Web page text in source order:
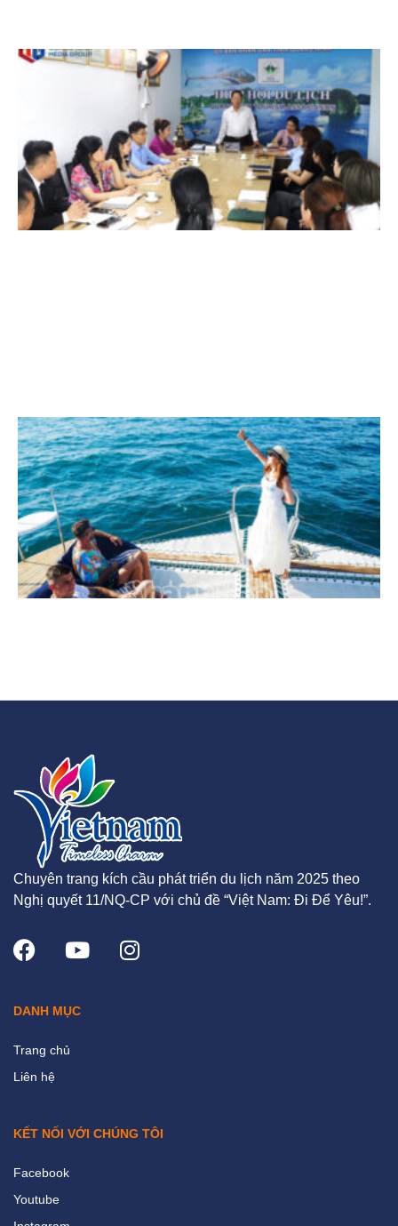
Chuyên trang kích cầu phát triển du lịch năm 2025 theo
Nghị quyết 11/NQ-CP với chủ đề “Việt Nam: Đi Để Yêu!”.
DANH MỤC
Trang chủ
Liên hệ
KẾT NỐI VỚI CHÚNG TÔI
Facebook
Youtube